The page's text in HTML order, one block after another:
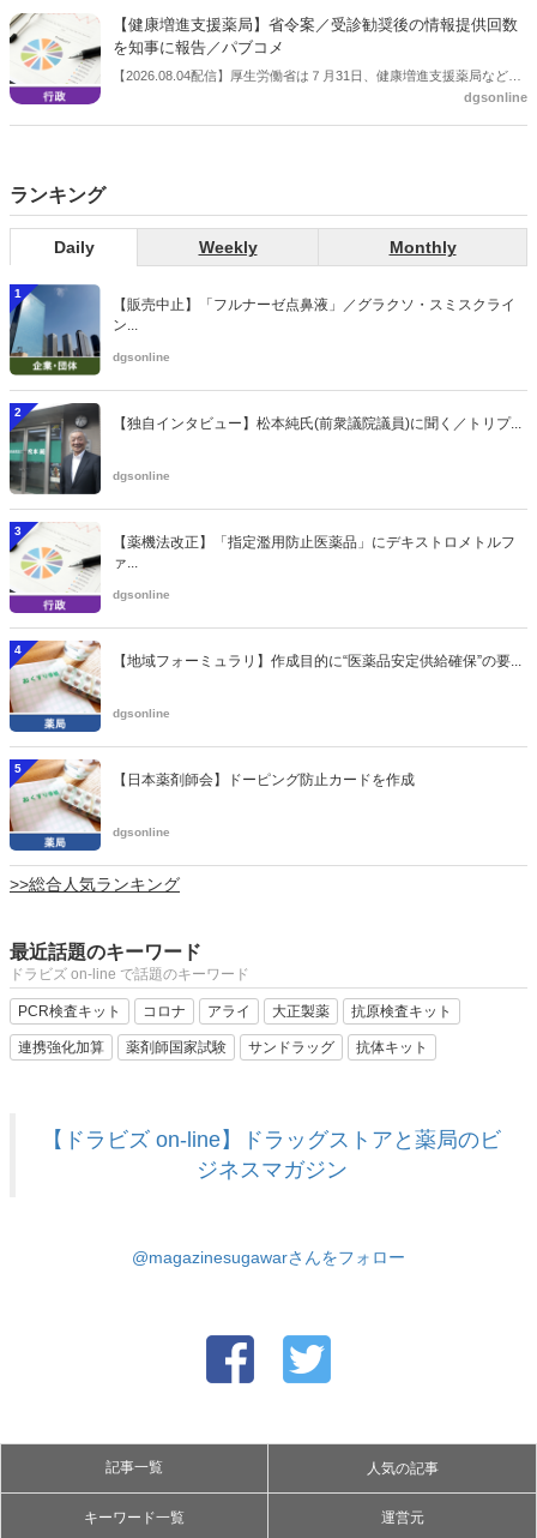
会等に報告し、令和８年秋頃を目途に結論を得る予定。
【健康増進支援薬局】省令案／受診勧奨後の情報提供回数
を知事に報告／パブコメ
【2026.08.04配信】厚生労働省は７月31日、健康増進支援薬局などに
関する省令案を示し、パブコメを開始した。受診勧奨を行った後に、
dgsonline
ランキング
Daily Weekly Monthly
1
【販売中止】「フルナーゼ点鼻液」／グラクソ・スミスクライ
ン...
dgsonline
2
【独自インタビュー】松本純氏(前衆議院議員)に聞く／トリプ...
dgsonline
3
【薬機法改正】「指定濫用防止医薬品」にデキストロメトルフ
ァ...
dgsonline
4
【地域フォーミュラリ】作成目的に“医薬品安定供給確保”の要...
dgsonline
5
【日本薬剤師会】ドーピング防止カードを作成
dgsonline
>>総合人気ランキング
最近話題のキーワード
ドラビズ on-line で話題のキーワード
PCR検査キット コロナ アライ 大正製薬 抗原検査キット
連携強化加算 薬剤師国家試験 サンドラッグ 抗体キット
【ドラビズ on-line】ドラッグストアと薬局のビ
ジネスマガジン
@magazinesugawarさんをフォロー
記事一覧 人気の記事
キーワード一覧 運営元